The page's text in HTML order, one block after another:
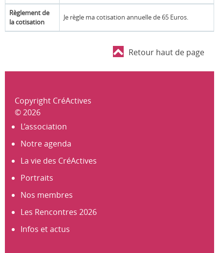
Règlement de
la cotisation
Je règle ma cotisation annuelle de 65 Euros.
Retour haut de page
Copyright CréActives
© 2026
L’association
Notre agenda
La vie des CréActives
Portraits
Nos membres
Les Rencontres 2026
Infos et actus